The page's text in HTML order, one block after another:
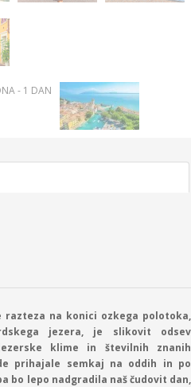
na konici ozkega polotoka,
jezera, je slikovit odsev
klime in številnih znanih
prihajale semkaj na oddih in po
bo lepo nadgradila naš čudovit dan,